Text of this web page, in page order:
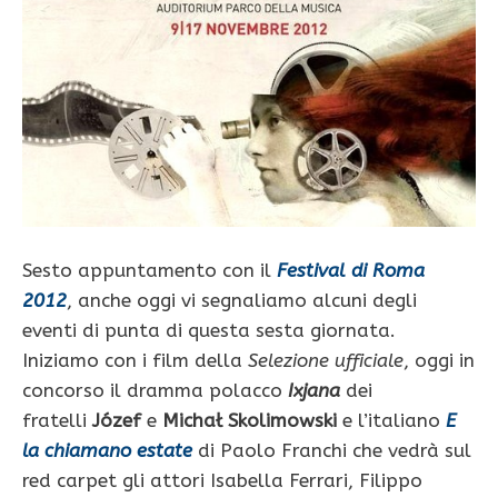
Sesto appuntamento con il Festival di Roma
2012, anche oggi vi segnaliamo alcuni degli
eventi di punta di questa sesta giornata.
Iniziamo con i film della Selezione ufficiale, oggi in
concorso il dramma polacco Ixjana dei
fratelliJózefe Michał Skolimowski e l’italiano E
la chiamano estatedi Paolo Franchi che vedrà sul
red carpet gli attori Isabella Ferrari, Filippo